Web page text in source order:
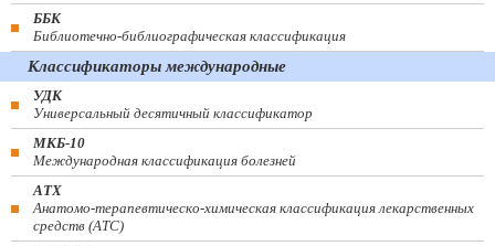
ББК
Библиотечно-библиографическая классификация
Классификаторы международные
УДК
Универсальный десятичный классификатор
МКБ-10
Международная классификация болезней
АТХ
Анатомо-терапевтическо-химическая классификация лекарственных
средств (ATC)